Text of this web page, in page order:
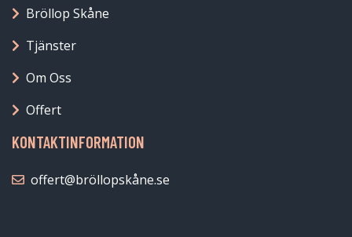
Bröllop Skåne
Tjänster
Om Oss
Offert
KONTAKTINFORMATION
offert@bröllopskåne.se